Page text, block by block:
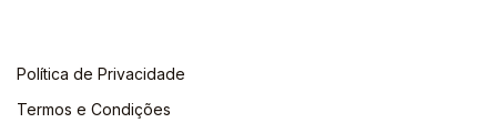
Política de Privacidade
Termos e Condições